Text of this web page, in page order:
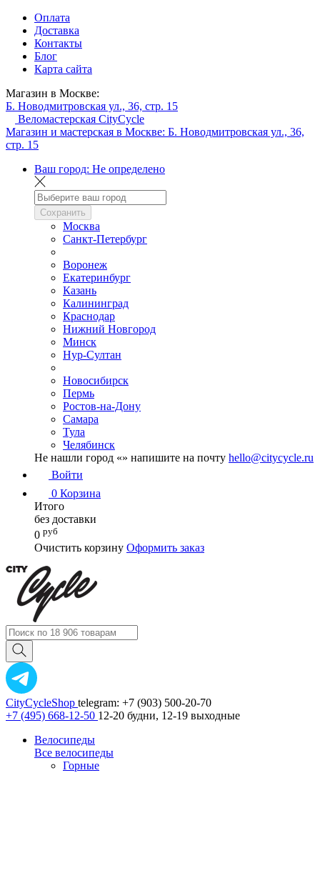
Оплата
Доставка
Контакты
Блог
Карта сайта
Магазин в Москве:
Б. Новодмитровская ул., 36, стр. 15
Веломастерская CityCycle
Магазин и мастерская в Москве: Б. Новодмитровская ул., 36,
стр. 15
Ваш город: Не определено
Сохранить
Москва
Санкт-Петербург
Воронеж
Екатеринбург
Казань
Калининград
Краснодар
Нижний Новгород
Минск
Нур-Султан
Новосибирск
Пермь
Ростов-на-Дону
Самара
Тула
Челябинск
Не нашли город «» напишите на почту hello@citycycle.ru
Войти
0 Корзина
Итого
без доставки
0 руб
Очистить корзину Оформить заказ
CityCycleShop telegram: +7 (903) 500-20-70
+7 (495) 668-12-50 12-20 будни, 12-19 выходные
Велосипеды
Все велосипеды
Горные